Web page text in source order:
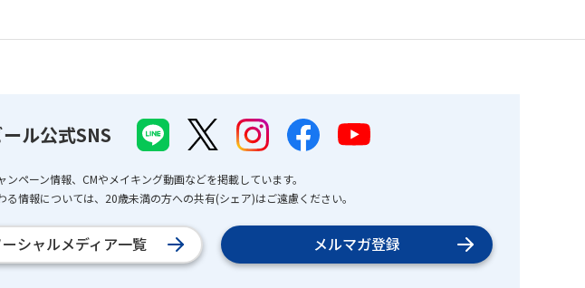
ル公式SNS
ンペーン情報、CMやメイキング動画などを掲載しています。
情報については、20歳未満の方への共有(シェア)はご遠慮ください。
ーシャルメディア一覧 メルマガ登録